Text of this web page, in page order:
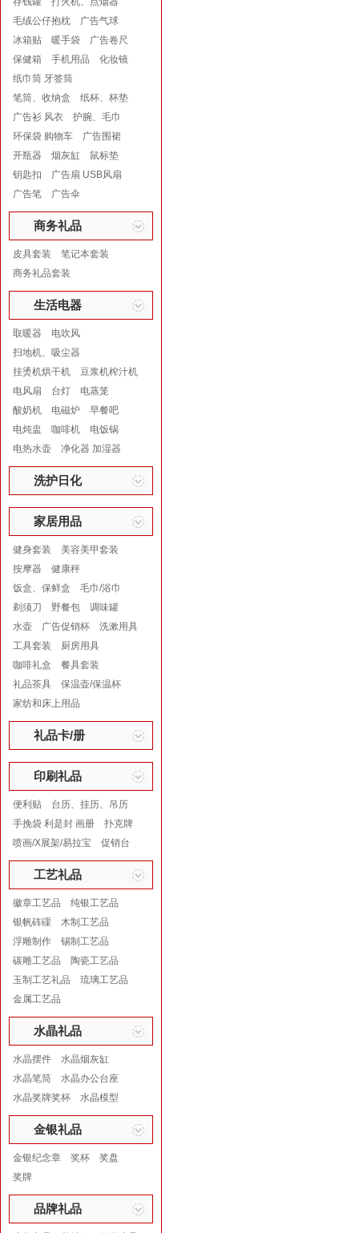
毛绒公仔抱枕
广告气球
冰箱贴
暖手袋
广告卷尺
保健箱
手机用品
化妆镜
纸巾筒 牙签筒
笔筒、收纳盒
纸杯、杯垫
广告衫 风衣
护腕、毛巾
环保袋 购物车
广告围裙
开瓶器
烟灰缸
鼠标垫
钥匙扣
广告扇 USB风扇
广告笔
广告伞
商务礼品
皮具套装
笔记本套装
商务礼品套装
生活电器
取暖器
电吹风
扫地机、吸尘器
挂烫机烘干机
豆浆机榨汁机
电风扇
台灯
电蒸笼
酸奶机
电磁炉
早餐吧
电炖盅
咖啡机
电饭锅
电热水壶
净化器 加湿器
洗护日化
家居用品
健身套装
美容美甲套装
按摩器
健康秤
饭盒、保鲜盒
毛巾/浴巾
剃须刀
野餐包
调味罐
水壶
广告促销杯
洗漱用具
工具套装
厨房用具
咖啡礼盒
餐具套装
礼品茶具
保温壶/保温杯
家纺和床上用品
礼品卡/册
印刷礼品
便利贴
台历、挂历、吊历
手挽袋 利是封 画册
扑克牌
喷画/X展架/易拉宝
促销台
工艺礼品
徽章工艺品
纯银工艺品
银帆砗磲
木制工艺品
浮雕制作
锡制工艺品
碳雕工艺品
陶瓷工艺品
玉制工艺礼品
琉璃工艺品
金属工艺品
水晶礼品
水晶摆件
水晶烟灰缸
水晶笔筒
水晶办公台座
水晶奖牌奖杯
水晶模型
金银礼品
金银纪念章 奖杯
奖盘
奖牌
品牌礼品